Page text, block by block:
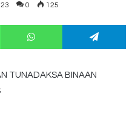
0 125
X WhatsApp
TUNADAKSA BINAAN